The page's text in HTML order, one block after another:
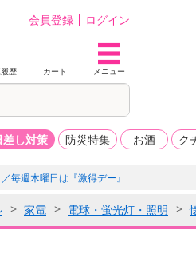
会員登録 ログイン
歴 カート メニュー
差し対策 防災特集 お酒 ク
毎週木曜日は『激得デー』
家電 電球・蛍光灯・照明